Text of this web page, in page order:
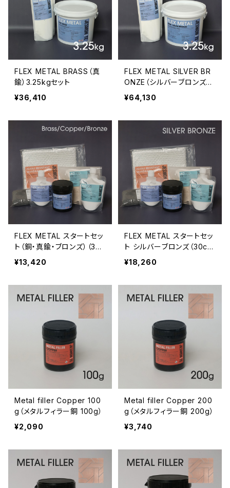
FLEX METAL BRASS（真
鍮）3.25kgセット
¥36,410
FLEX METAL SILVER BR
ONZE（シルバーブロンズ）
3.25kgセット
¥64,130
FLEX METAL スタートセッ
ト（銅・真鍮・ブロンズ）（30c
m×40cmパネル1枚分）
¥13,420
FLEX METAL スタートセッ
ト シルバーブロンズ（30cm
×40cmパネル1枚分）
¥18,260
Metal filler Copper 100
g（メタルフィラー銅 100g）
¥2,090
Metal filler Copper 200
g（メタルフィラー銅 200g）
¥3,740